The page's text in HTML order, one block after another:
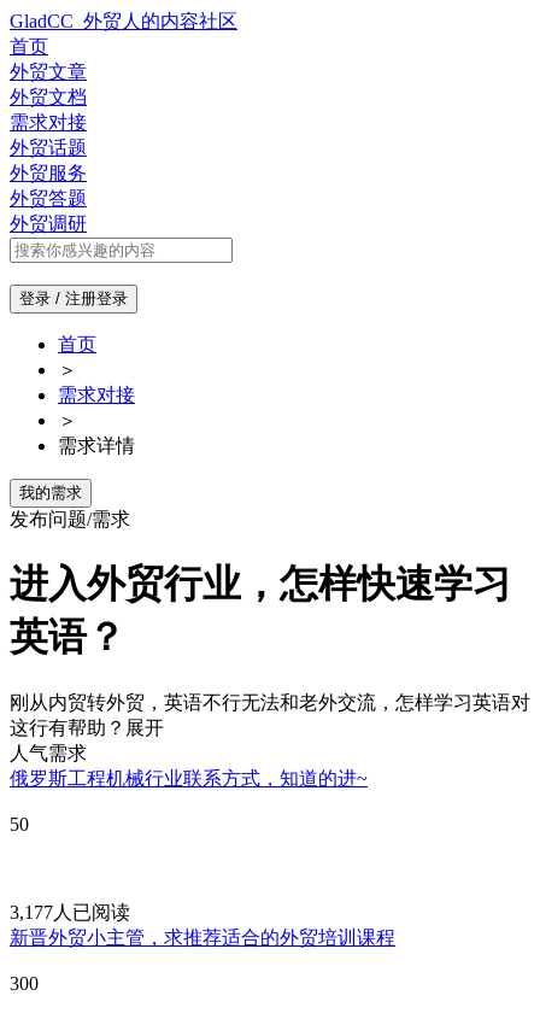
GladCC_外贸人的内容社区
首页
外贸文章
外贸文档
需求对接
外贸话题
外贸服务
外贸答题
外贸调研
登录 / 注册登录
首页
＞
需求对接
＞
需求详情
我的需求
发布问题/需求
进入外贸行业，怎样快速学习
英语？
刚从内贸转外贸，英语不行无法和老外交流，怎样学习英语对
这行有帮助？ 展开
人气需求
俄罗斯工程机械行业联系方式，知道的进~
50
3,177人已阅读
新晋外贸小主管，求推荐适合的外贸培训课程
300